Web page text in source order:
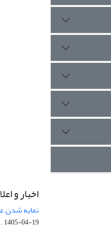
اخبار و
نمایه شدن
1405-04-19